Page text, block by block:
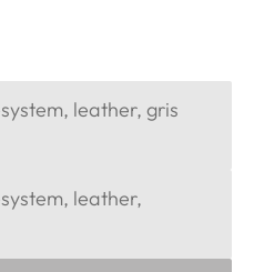
leather, gris
leather,